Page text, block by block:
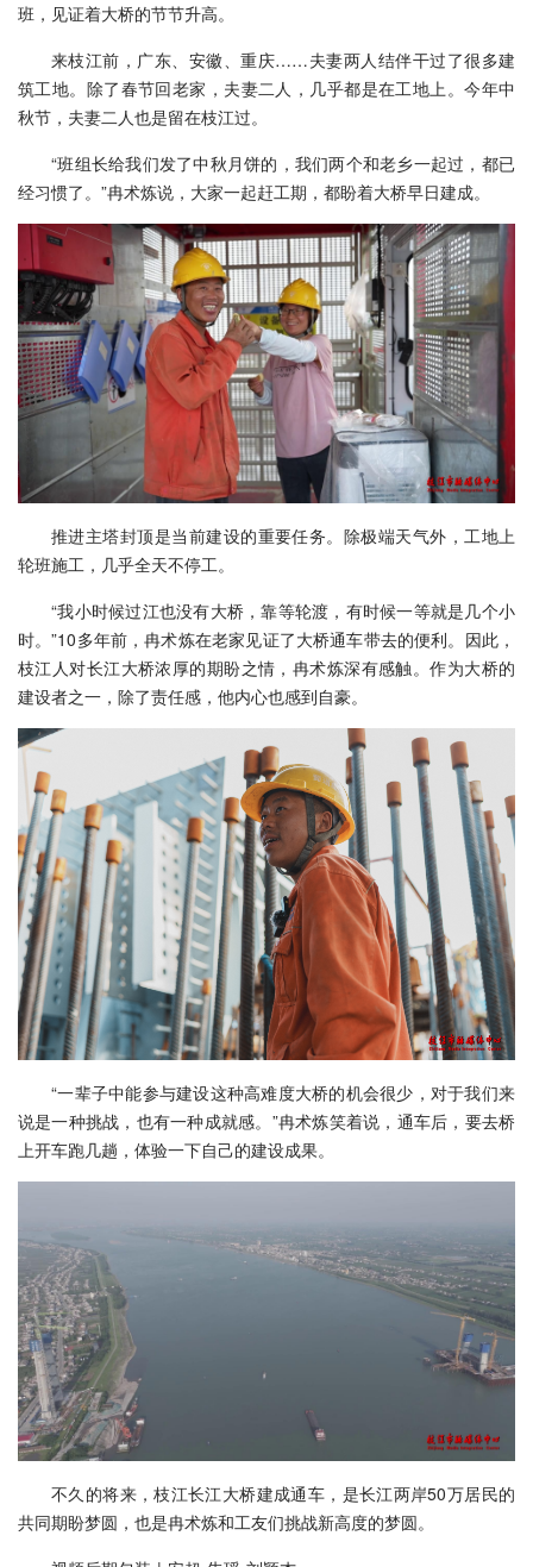
班，见证着大桥的节节升高。
来枝江前，广东、安徽、重庆……夫妻两人结伴干过了很多建
筑工地。除了春节回老家，夫妻二人，几乎都是在工地上。今年中
秋节，夫妻二人也是留在枝江过。
“班组长给我们发了中秋月饼的，我们两个和老乡一起过，都已
经习惯了。”冉术炼说，大家一起赶工期，都盼着大桥早日建成。
推进主塔封顶是当前建设的重要任务。除极端天气外，工地上
轮班施工，几乎全天不停工。
“我小时候过江也没有大桥，靠等轮渡，有时候一等就是几个小
时。”10多年前，冉术炼在老家见证了大桥通车带去的便利。因此，
枝江人对长江大桥浓厚的期盼之情，冉术炼深有感触。作为大桥的
建设者之一，除了责任感，他内心也感到自豪。
“一辈子中能参与建设这种高难度大桥的机会很少，对于我们来
说是一种挑战，也有一种成就感。”冉术炼笑着说，通车后，要去桥
上开车跑几趟，体验一下自己的建设成果。
不久的将来，枝江长江大桥建成通车，是长江两岸50万居民的
共同期盼梦圆，也是冉术炼和工友们挑战新高度的梦圆。